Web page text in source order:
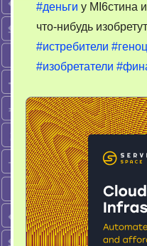
#деньги у MI6стина
что-нибудь
#истребители
#изобретатели